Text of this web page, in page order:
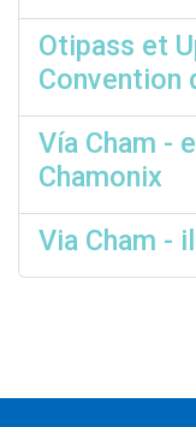
Otipass et
Convention
Vía Cham -
Chamonix
Via Cham -